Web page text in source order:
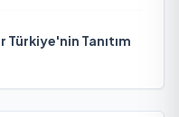
Tanıtım